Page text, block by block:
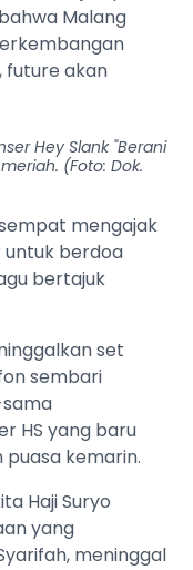
Malang
future akan
Hey Slank "Berani
(Foto: Dok.
mengajak
untuk berdoa
bertajuk
set
sembari
HS yang baru
puasa kemarin.
Haji Suryo
yang
meninggal